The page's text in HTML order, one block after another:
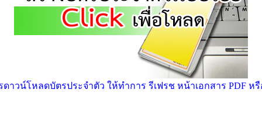
าวน์โหลดบัตรประจำตัว ให้ทำการ รีเฟรช หน้าเอกสาร PDF ห